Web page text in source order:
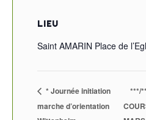
LIEU
Saint AMARIN Place de
* Journée initiation
marche d’orientation
***/